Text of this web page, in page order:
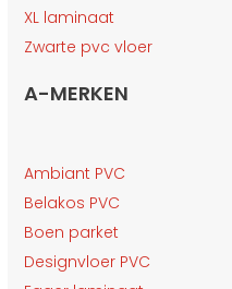
XL laminaat
Zwarte pvc vloer
A-MERKEN
Ambiant PVC
Belakos PVC
Boen parket
Designvloer PVC